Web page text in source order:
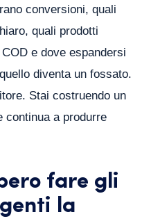
conversioni, quali
quali prodotti
e dove espandersi
diventa un fossato.
Stai costruendo un
continua a produrre
fare gli
la